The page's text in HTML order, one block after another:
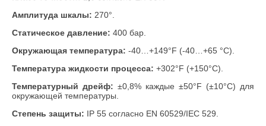
Амплитуда шкалы: 270°.
Статическое давление: 400 бар.
Окружающая температура: -40…+149°F (-40…+65 °C).
Температура жидкости процесса: +302°F (+150°C).
Температурный дрейф: ±0,8% каждые ±50°F (±10°C) для
окружающей температуры.
Степень защиты: IP 55 согласно EN 60529/IEC 529.